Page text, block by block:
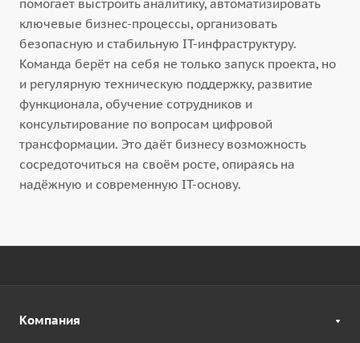
помогает выстроить аналитику, автоматизировать
ключевые бизнес-процессы, организовать
безопасную и стабильную IT-инфраструктуру.
Команда берёт на себя не только запуск проекта, но
и регулярную техническую поддержку, развитие
функционала, обучение сотрудников и
консультирование по вопросам цифровой
трансформации. Это даёт бизнесу возможность
сосредоточиться на своём росте, опираясь на
надёжную и современную IT-основу.
Компания